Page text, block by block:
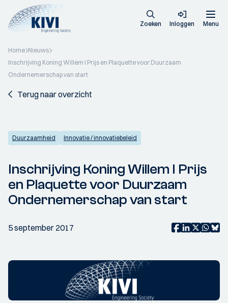
Zoeken Inloggen Menu
Home Nieuws
Inschrijving Koning Willem I Prijs en Plaquette voor Duurzaam
Ondernemerschap van start
Terug naar overzicht
Duurzaamheid Innovatie / innovatiebeleid
Inschrijving Koning Willem I Prijs
en Plaquette voor Duurzaam
Ondernemerschap van start
5 september 2017